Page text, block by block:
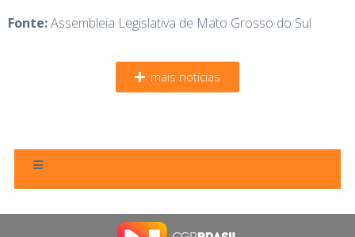
Fonte:Assembleia Legislativa de Mato Grosso do Sul
mais notícias